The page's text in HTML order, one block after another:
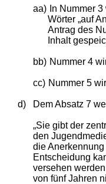
aa)
In Nummer
Wörter „auf
Antrag des
Inhalt
bb) Nummer 4
cc) Nummer 5
d) Dem Absatz 7
„Sie gibt der
den
die
Entscheidung
versehen
von fünf Jahren